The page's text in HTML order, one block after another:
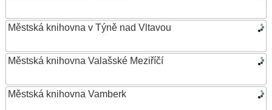
Městská knihovna v Týně nad Vltavou
Městská knihovna Valašské Meziříčí
Městská knihovna Vamberk